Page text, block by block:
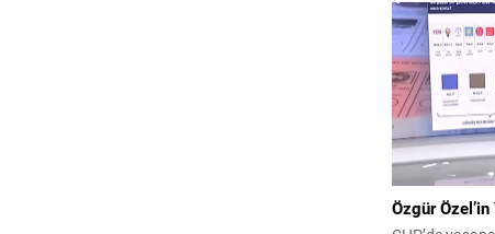
birliği
çıktısı, üç
Savunma
güvenlik
Özgür